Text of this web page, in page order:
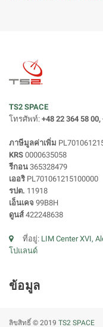
TS2 SPACE
โทรศัพท์: +48 22 364 58
ภาษีมูลค่าเพิ่ม
KRS 0000635058
รีกอน 365328479
เออริ PL701061215100000
รปต. 11918
เอ็นเคจ 99B8H
ดูนส์ 422248638
ที่อยู่: LIM Center XVI,
โปแลนด์
ข้อมูล
ลิขสิทธิ์ © 2019 TS2 SPACE